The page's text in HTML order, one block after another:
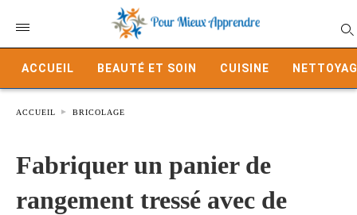
ACCUEIL BEAUTÉ ET SOIN CUISINE
ACCUEIL BRICOLAGE
Fabriquer un panier de
rangement tressé avec de